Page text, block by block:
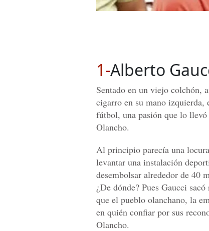
1-Alberto
Sentado en un viejo colchón,
cigarro en su mano
fútbol, una pasión que lo
Olancho.
Al principio parecía una
levantar una instalación
desembolsar alrededor de 40
¿De dónde? Pues Gaucci
que el pueblo olanchano, la
en quién confiar por sus
Olancho.